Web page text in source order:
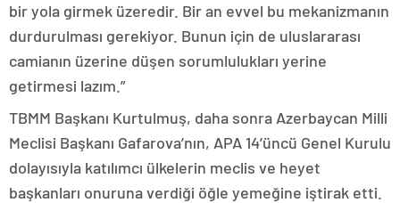
bir yola girmek üzeredir. Bir an evvel bu mekanizmanın
durdurulması gerekiyor. Bunun için de uluslararası
camianın üzerine düşen sorumlulukları yerine
getirmesi lazım.”
TBMM Başkanı Kurtulmuş, daha sonra Azerbaycan Milli
Meclisi Başkanı Gafarova’nın, APA 14’üncü Genel Kurulu
dolayısıyla katılımcı ülkelerin meclis ve heyet
başkanları onuruna verdiği öğle yemeğine iştirak etti.